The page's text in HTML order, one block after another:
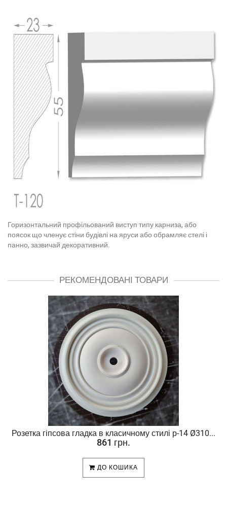
Горизонтальний профільований виступ типу карниза, або
поясок що членує стіни будівлі на яруси або обрамляє стелі і
панно, зазвичай декоративний.
РЕКОМЕНДОВАНІ ТОВАРИ
Розетка гіпсова гладка в класичному стилі р-14 Ø310...
861 грн.
ДО КОШИКА